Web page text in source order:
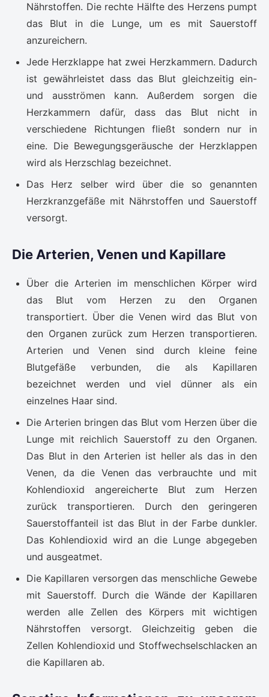
Nährstoffen. Die rechte Hälfte des Herzens pumpt
das Blut in die Lunge, um es mit Sauerstoff
anzureichern.
Jede Herzklappe hat zwei Herzkammern. Dadurch
ist gewährleistet dass das Blut gleichzeitig ein-
und ausströmen kann. Außerdem sorgen die
Herzkammern dafür, dass das Blut nicht in
verschiedene Richtungen fließt sondern nur in
eine. Die Bewegungsgeräusche der Herzklappen
wird als Herzschlag bezeichnet.
Das Herz selber wird über die so genannten
Herzkranzgefäße mit Nährstoffen und Sauerstoff
versorgt.
Die Arterien, Venen und Kapillare
Über die Arterien im menschlichen Körper wird
das Blut vom Herzen zu den Organen
transportiert. Über die Venen wird das Blut von
den Organen zurück zum Herzen transportieren.
Arterien und Venen sind durch kleine feine
Blutgefäße verbunden, die als Kapillaren
bezeichnet werden und viel dünner als ein
einzelnes Haar sind.
Die Arterien bringen das Blut vom Herzen über die
Lunge mit reichlich Sauerstoff zu den Organen.
Das Blut in den Arterien ist heller als das in den
Venen, da die Venen das verbrauchte und mit
Kohlendioxid angereicherte Blut zum Herzen
zurück transportieren. Durch den geringeren
Sauerstoffanteil ist das Blut in der Farbe dunkler.
Das Kohlendioxid wird an die Lunge abgegeben
und ausgeatmet.
Die Kapillaren versorgen das menschliche Gewebe
mit Sauerstoff. Durch die Wände der Kapillaren
werden alle Zellen des Körpers mit wichtigen
Nährstoffen versorgt. Gleichzeitig geben die
Zellen Kohlendioxid und Stoffwechselschlacken an
die Kapillaren ab.